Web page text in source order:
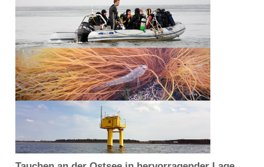
Schulungsraum für die Tauchausbildung
Verkauf und Vermietung von Ausrüstung
Das Team der Tauchbasis
AUSBILDUNG
Schnuppertauchen in der Ostsee
Tauchausbildung SSI
Werde SSI Dive Professional